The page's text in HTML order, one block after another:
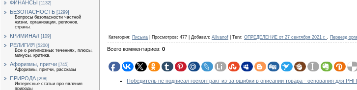
ФИНАНСЫ [1132]
БЕЗОПАСНОСТЬ [1299]
Вопросы безопасности частной
жизни, организации, регионов,
страны.
КРИМИНАЛ [109]
РЕЛИГИЯ [5200]
Все о религиозных течениях, плюсы,
минусы, критика.
Афоризмы, притчи [745]
Афоризмы, притчи, рассказы
ПРИРОДА [298]
Интересные статьи про явления
природы
Категория: Письма Просмотров: 477 Добавил: AlIvanof Теги: ОПРЕДЕЛЕНИЕ от 27 сентября 2021 г. Переезд
Всего комментариев: 0
Победитель не подписал госконтракт из-за ошибки в описании товара - основания для